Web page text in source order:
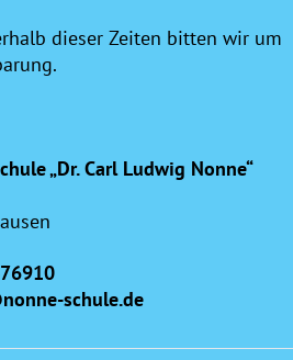
dieser Zeiten bitten wir um
„Dr. Carl Ludwig Nonne“
schule.de